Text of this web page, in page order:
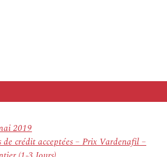
2019
de crédit acceptées – Prix Vardenafil –